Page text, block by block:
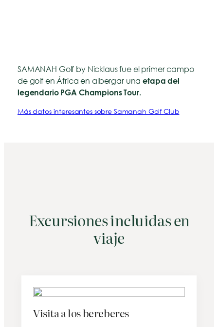
SAMANAH Golf by Nicklaus fue el primer campo
de golf en África en albergar unaetapa del
legendario PGA Champions Tour.
Más datos interesantes sobre Samanah Golf Club
Excursiones incluidas en
viaje
Visita a los bereberes